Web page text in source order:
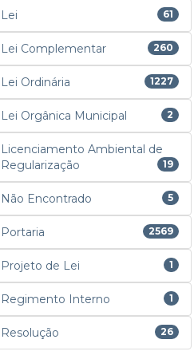
Lei 61
Lei Complementar 260
Lei Ordinária 1227
Lei Orgânica Municipal 2
Licenciamento Ambiental de
Regularização
19
Não Encontrado 5
Portaria 2569
Projeto de Lei 1
Regimento Interno 1
Resolução 26